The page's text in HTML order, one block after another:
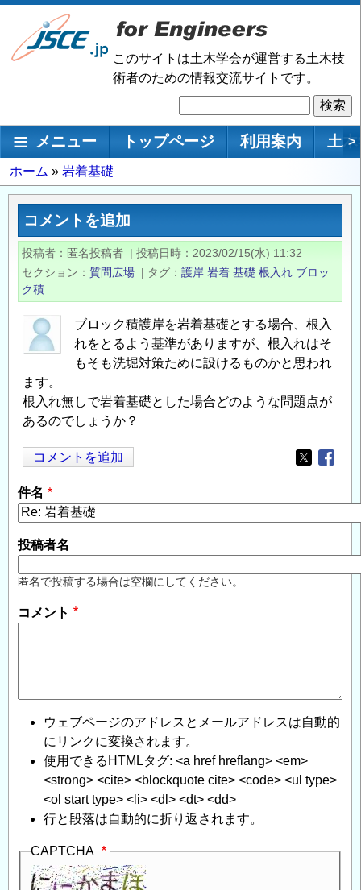
メ
ン
移
このサイトは土木学会が運営する土木技
術者のための情報交流サイトです。
索
メインナビゲーション
メニュー トップページ 利用案内 土 >
パ
ン
ず
ホーム 岩着基礎
コメントを追加
投稿者 匿名投稿者 | 投稿日時
2023/02/15(水) 11:32
セクション
質問広場 | タグ 護岸 岩着 基礎 根入れ ブロッ
ク積
ブロック積護岸を岩着基礎とする場合、根入
れをとるよう基準がありますが、根入れはそ
もそも洗堀対策ために設けるものかと思われ
ます。
根入れ無しで岩着基礎とした場合どのような問題点が
あるのでしょうか？
コメントを追加
Opens in
件名
投稿者名
匿名で投稿する場合は空欄にしてください。
コメント
ウェブページのアドレスとメールアドレスは自動的
にリンクに変換されます。
使用できるHTMLタグ: <a href hreflang> <em>
<strong> <cite> <blockquote cite> <code> <ul type>
<ol start type> <li> <dl> <dt> <dd>
行と段落は自動的に折り返されます。
CAPTCHA